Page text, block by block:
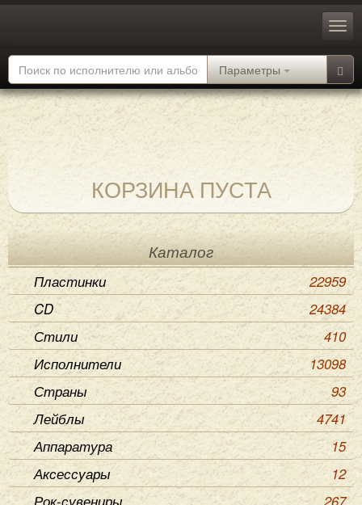
Параметры
КОРЗИНА ПУСТА
Каталог
Пластинки
22959
CD
24384
Стили
410
Исполнители
13098
Страны
93
Лейблы
4741
Аппаратура
15
Аксессуары
12
Рок-сувениры
267